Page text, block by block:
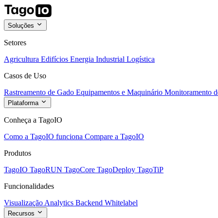
Soluções
Setores
Agricultura Edifícios Energia Industrial Logística
Casos de Uso
Rastreamento de Gado Equipamentos e Maquinário Monitoramento
Plataforma
Conheça a TagoIO
Como a TagoIO funciona Compare a TagoIO
Produtos
TagoIO TagoRUN TagoCore TagoDeploy TagoTiP
Funcionalidades
Visualização Analytics Backend Whitelabel
Recursos